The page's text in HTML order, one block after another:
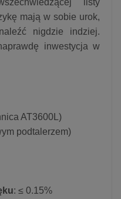
mają w sobie urok,
nigdzie indziej.
inwestycja w
AT3600L)
podtalerzem)
: ≤ 0.15%